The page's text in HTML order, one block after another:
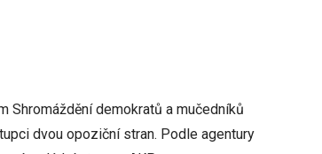
Shromáždění demokratů a mučedníků
dvou opoziční stran. Podle agentury